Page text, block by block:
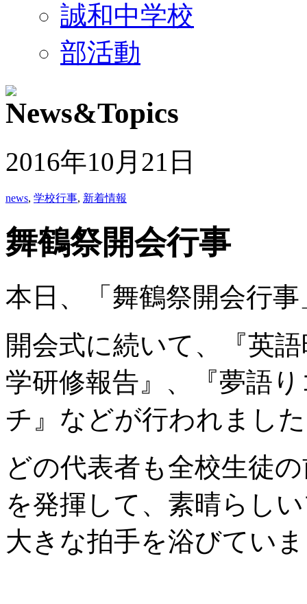
誠和中学校
部活動
2016年10月21日
news, 学校行事, 新着情報
舞鶴祭開会行事
本日、「舞鶴祭開会行
開会式に続いて、『英
学研修報告』、『夢語
チ』などが行われまし
どの代表者も全校生徒
を発揮して、素晴らし
大きな拍手を浴びてい